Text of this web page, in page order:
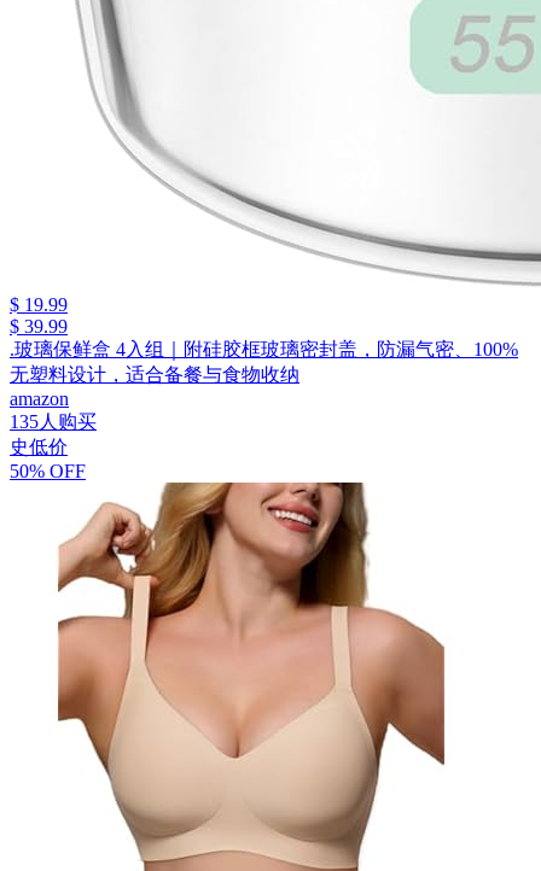
$ 19.99
$ 39.99
.玻璃保鲜盒 4入组｜附硅胶框玻璃密封盖，防漏气密、100%
无塑料设计，适合备餐与食物收纳
amazon
135人购买
史低价
50% OFF